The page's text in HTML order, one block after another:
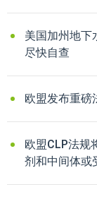
美国加州地下
尽快自查
欧盟发布重磅
欧盟CLP法规
剂和中间体或